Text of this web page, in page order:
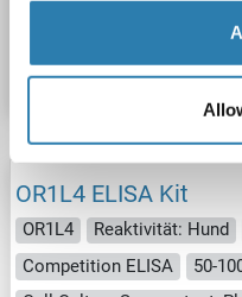
Datenblatt
OR1L4 ELISA Kit
OR1L4 Reaktivität: Hund
Competition ELISA
50-